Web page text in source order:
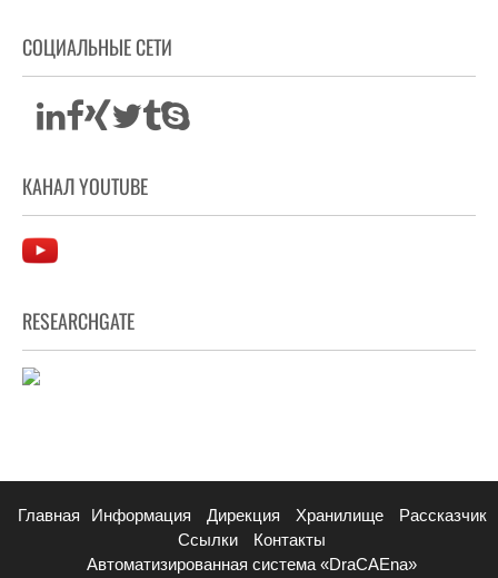
СОЦИАЛЬНЫЕ СЕТИ
КАНАЛ YOUTUBE
RESEARCHGATE
Главная Информация Дирекция Хранилище
Рассказчик
Ссылки
Контакты
Автоматизированная система «DraCAEna»